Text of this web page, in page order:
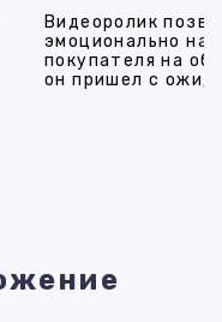
Видеоролик
эмоционально
покупателя на
он пришел с